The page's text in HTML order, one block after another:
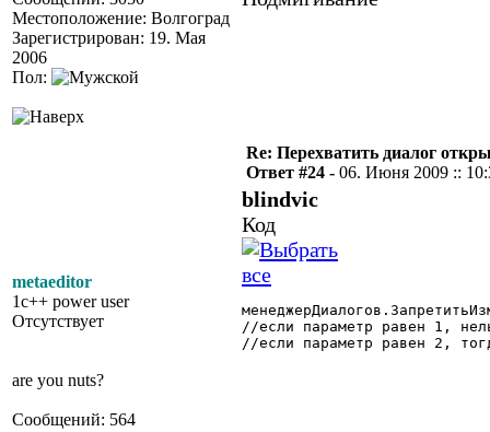
Местоположение: Волгоград
Зарегистрирован: 19. Мая
2006
Пол:
metaeditor
1c++ power user
Отсутствует
are you nuts?
Сообщений: 564
Re: Перехватить диалог
Ответ #24 - 06. Июня 2009 ::
blindvic
Код
//если параметр равен 1,
//если параметр равен 2,